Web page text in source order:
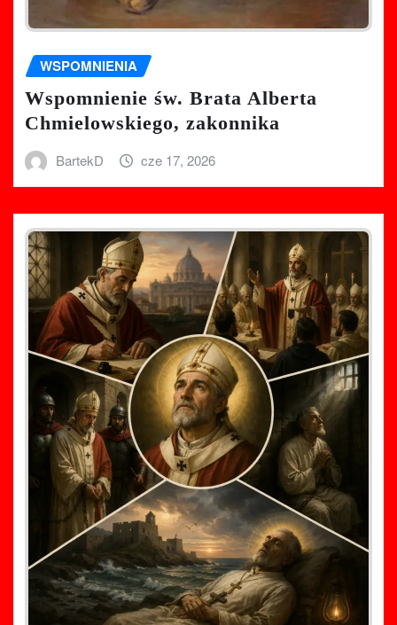
WSPOMNIENIA
Wspomnienie św. Brata Alberta
Chmielowskiego, zakonnika
BartekD cze 17, 2026